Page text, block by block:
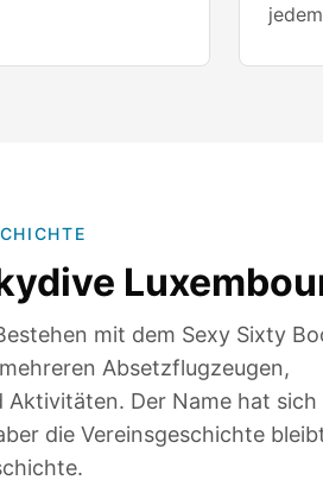
mit dem Sexy Sixty
Absetzflugzeugen,
Der Name hat sich
die Vereinsgeschichte